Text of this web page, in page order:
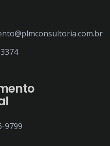
9799